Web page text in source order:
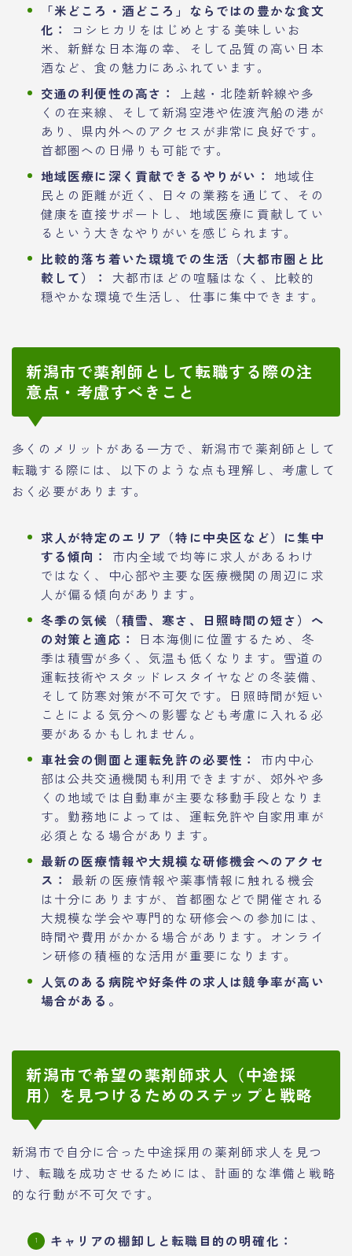
「米どころ・酒どころ」ならではの豊かな食文
化：
コシヒカリをはじめとする美味しいお
米、新鮮な日本海の幸、そして品質の高い日本
酒など、食の魅力にあふれています。
交通の利便性の高さ：
上越・北陸新幹線や多
くの在来線、そして新潟空港や佐渡汽船の港が
あり、県内外へのアクセスが非常に良好です。
首都圏への日帰りも可能です。
地域医療に深く貢献できるやりがい：
地域住
民との距離が近く、日々の業務を通じて、その
健康を直接サポートし、地域医療に貢献してい
るという大きなやりがいを感じられます。
比較的落ち着いた環境での生活（大都市圏と比
較して）：
大都市ほどの喧騒はなく、比較的
穏やかな環境で生活し、仕事に集中できます。
新潟市で薬剤師として転職する際の注
意点・考慮すべきこと
多くのメリットがある一方で、新潟市で薬剤師として
転職する際には、以下のような点も理解し、考慮して
おく必要があります。
求人が特定のエリア（特に中央区など）に集中
する傾向：
市内全域で均等に求人があるわけ
ではなく、中心部や主要な医療機関の周辺に求
人が偏る傾向があります。
冬季の気候（積雪、寒さ、日照時間の短さ）へ
の対策と適応：
日本海側に位置するため、冬
季は積雪が多く、気温も低くなります。雪道の
運転技術やスタッドレスタイヤなどの冬装備、
そして防寒対策が不可欠です。日照時間が短い
ことによる気分への影響なども考慮に入れる必
要があるかもしれません。
車社会の側面と運転免許の必要性：
市内中心
部は公共交通機関も利用できますが、郊外や多
くの地域では自動車が主要な移動手段となりま
す。勤務地によっては、運転免許や自家用車が
必須となる場合があります。
最新の医療情報や大規模な研修機会へのアクセ
ス：
最新の医療情報や薬事情報に触れる機会
は十分にありますが、首都圏などで開催される
大規模な学会や専門的な研修会への参加には、
時間や費用がかかる場合があります。オンライ
ン研修の積極的な活用が重要になります。
人気のある病院や好条件の求人は競争率が高い
場合がある。
新潟市で希望の薬剤師求人（中途採
用）を見つけるためのステップと戦略
新潟市で自分に合った中途採用の薬剤師求人を見つ
け、転職を成功させるためには、計画的な準備と戦略
的な行動が不可欠です。
キャリアの棚卸しと転職目的の明確化：